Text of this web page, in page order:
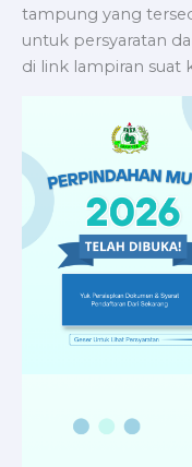
tampung yang
untuk persyaratan
di link lampiran suat